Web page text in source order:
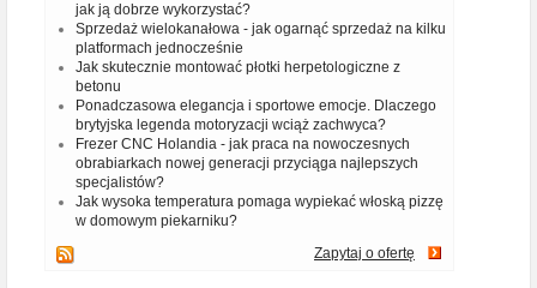
jak ją dobrze wykorzystać?
Sprzedaż wielokanałowa - jak ogarnąć sprzedaż na kilku
platformach jednocześnie
Jak skutecznie montować płotki herpetologiczne z
betonu
Ponadczasowa elegancja i sportowe emocje. Dlaczego
brytyjska legenda motoryzacji wciąż zachwyca?
Frezer CNC Holandia - jak praca na nowoczesnych
obrabiarkach nowej generacji przyciąga najlepszych
specjalistów?
Jak wysoka temperatura pomaga wypiekać włoską pizzę
w domowym piekarniku?
Zapytaj o ofertę